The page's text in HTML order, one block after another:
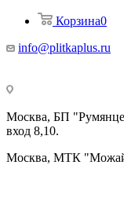
Корзина0
info@plitkaplus.ru
Москва, БП
вход 8,10.
Москва, МТК